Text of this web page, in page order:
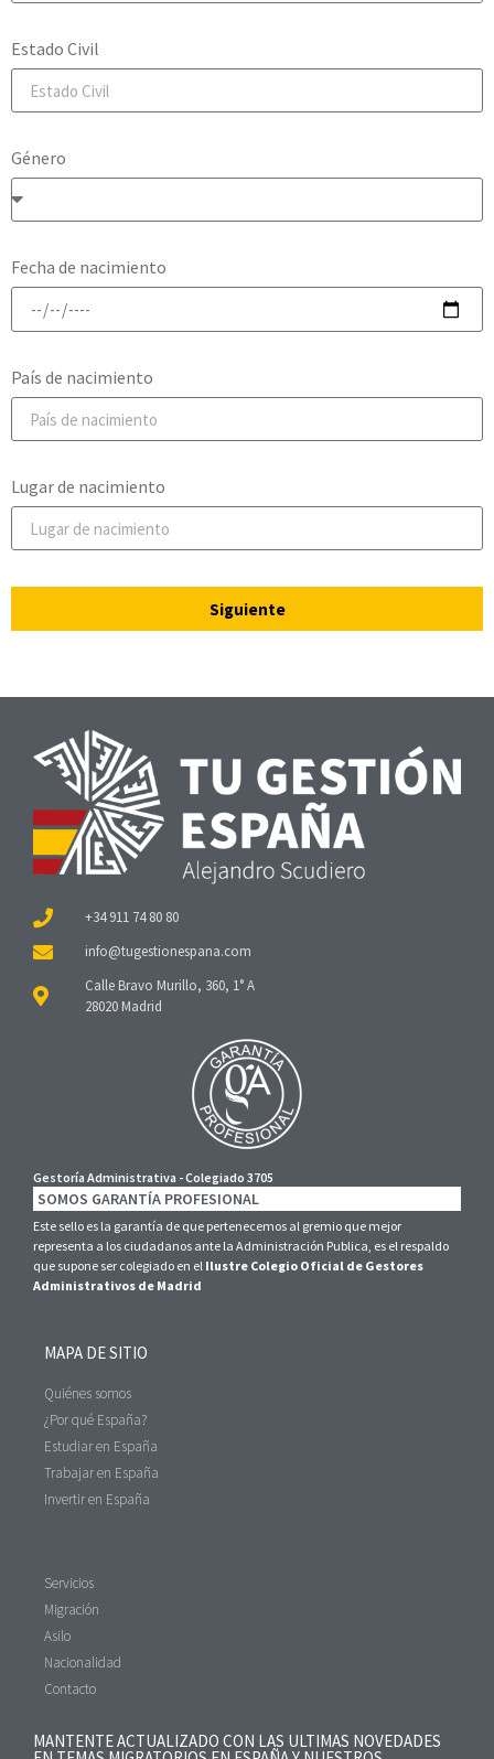
Estado Civil
Género
Fecha de nacimiento
País de nacimiento
Lugar de nacimiento
Siguiente
+34 911 74 80 80
Calle Bravo Murillo, 360, 1° A
28020 Madrid
Gestoría Administrativa - Colegiado 3705
SOMOS GARANTÍA PROFESIONAL
Este sello es la garantía de que pertenecemos al gremio que mejor
representa a los ciudadanos ante la Administración Publica, es el respaldo
que supone ser colegiado en el Ilustre Colegio Oficial de Gestores
Administrativos de Madrid
MAPA DE SITIO
Quiénes somos
¿Por qué España?
Estudiar en España
Trabajar en España
Invertir en España
Servicios
Migración
Asilo
Nacionalidad
Contacto
MANTENTE ACTUALIZADO CON LAS ULTIMAS NOVEDADES